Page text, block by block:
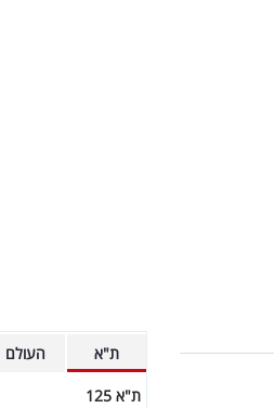
ת"א העולם
ת"א 125